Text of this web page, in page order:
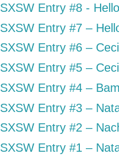
SXSW Entry #8 -
SXSW Entry #7 –
SXSW Entry #6 –
SXSW Entry #5 –
SXSW Entry #4 –
SXSW Entry #3 –
SXSW Entry #2 –
SXSW Entry #1 –